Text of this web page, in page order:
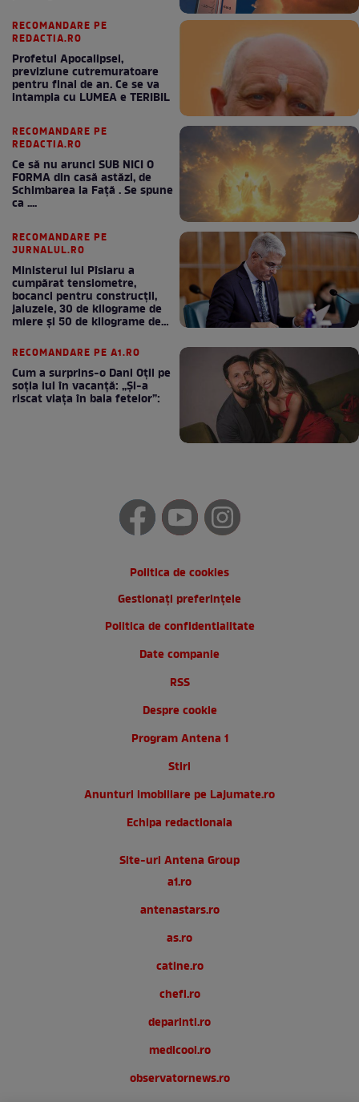
RECOMANDARE PE
REDACTIA.RO
Profetul Apocalipsei,
previziune cutremuratoare
pentru final de an. Ce se va
intampla cu LUMEA e TERIBIL
RECOMANDARE PE
REDACTIA.RO
Ce să nu arunci SUB NICI O
FORMA din casă astăzi, de
Schimbarea la Față . Se spune
ca ....
RECOMANDARE PE
JURNALUL.RO
Ministerul lui Pîslaru a
cumpărat tensiometre,
bocanci pentru construcții,
jaluzele, 30 de kilograme de
miere și 50 de kilograme de
RECOMANDARE PE A1.RO
Cum a surprins-o Dani Oțil pe
soția lui în vacanță: „Și-a
riscat viața în baia fetelor”:
Politica de cookies
Gestionați preferințele
Politica de confidentialitate
Date companie
RSS
Despre cookie
Program Antena 1
Stiri
Anunturi imobiliare pe Lajumate.ro
Echipa redactionala
Site-uri Antena Group
a1.ro
antenastars.ro
as.ro
catine.ro
chefi.ro
deparinti.ro
medicool.ro
observatornews.ro